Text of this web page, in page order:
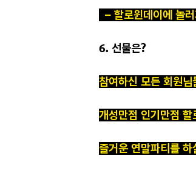
– 할로윈데이에 놀
6. 선물은?
참여하신 모든 회원
개성만점 인기만점
즐거운 연말파티를